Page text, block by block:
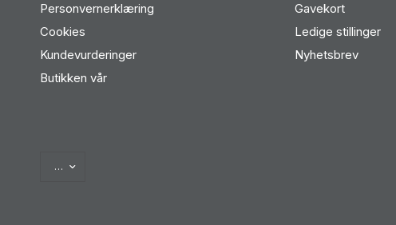
Personvernerklæring
Cookies
Kundevurderinger
Butikken vår
Gavekort
Ledige stillinger
Nyhetsbrev